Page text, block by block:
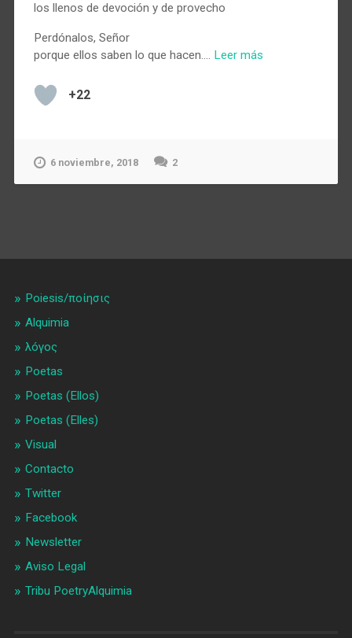
los llenos de devoción y de provecho
Perdónalos, Señor
porque ellos saben lo que hacen.… Leer más
+22
6 noviembre, 2018 2
Poiesis/ποίησις
Alquimia
λóγος
Poetas
Poetas (Ellos)
Poetas (Elles)
Visual
Contacto
Twitter
Facebook
Newsletter
Aviso Legal
Tribu PoetryAlquimia